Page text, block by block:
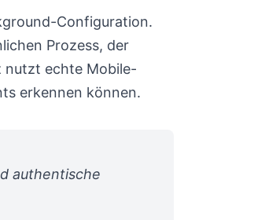
Configuration.
Prozess, der
nutzt echte Mobile-
erkennen können.
authentische